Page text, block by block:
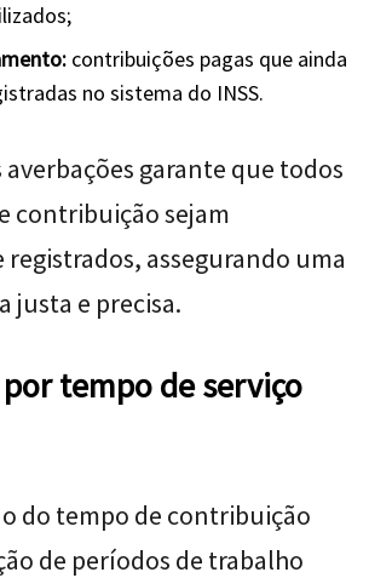
contribuições pagas que ainda
no sistema do INSS.
averbações garante que todos
contribuição sejam
assegurando uma
justa e precisa.
tempo de serviço
do tempo de contribuição
de períodos de trabalho